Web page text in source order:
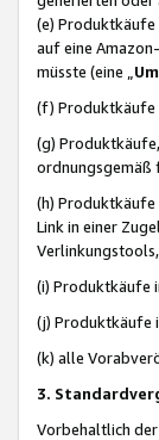
(e) Produktkäufe
auf eine
müsste (eine „
(f) Produktkäufe
(g)
ordnungsgemäß
(h) Produktkäufe
Link in einer
(i) Produktkäufe
(j) Produktkäufe
(k) alle
3.
Vorbehaltlich